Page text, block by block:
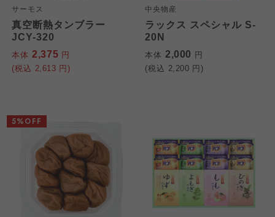
サーモス
真空断熱タンブラー
JCY-320
本体 2,375 円
(税込 2,613 円)
中央物産
ラックス スペシャル S-
20N
本体 2,000 円
(税込 2,200 円)
5%OFF